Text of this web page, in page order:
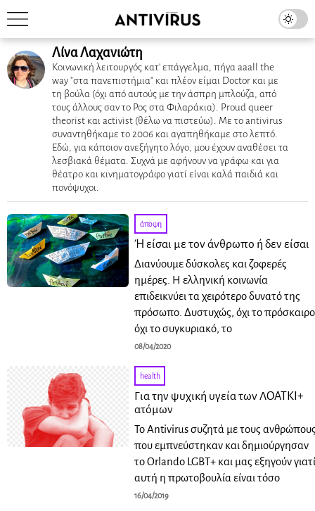
Λίνα Λαχανιώτη
Κοινωνική λειτουργός κατ' επάγγελμα, πήγα aaall the
way "στα πανεπιστήμια" και πλέον είμαι Doctor και με
τη βούλα (όχι από αυτούς με την άσπρη μπλούζα, από
τους άλλους σαν το Ρος στα Φιλαράκια). Proud queer
theorist και activist (θέλω να πιστεύω). Με το antivirus
συναντηθήκαμε το 2006 και αγαπηθήκαμε στο λεπτό.
Εδώ, για κάποιον ανεξήγητο λόγο, μου έχουν αναθέσει τα
λεσβιακά θέματα. Συχνά με αφήνουν να γράφω και για
θέατρο και κινηματογράφο γιατί είναι καλά παιδιά και
πονόψυχοι.
άποψη
Ή είσαι με τον άνθρωπο ή δεν είσαι
Διανύουμε δύσκολες και ζοφερές
ημέρες. Η ελληνική κοινωνία
επιδεικνύει τα χειρότερο δυνατό της
πρόσωπο. Δυστυχώς, όχι το
όχι το συγκυριακό, το
08/04/2020
health
Για την ψυχική υγεία των ΛΟΑΤΚΙ+
ατόμων
Το Antivirus συζητά με τους
που εμπνεύστηκαν και δημιούργησαν
το Orlando LGBT+ και μας εξηγούν
αυτή η πρωτοβουλία είναι τόσο
16/04/2019